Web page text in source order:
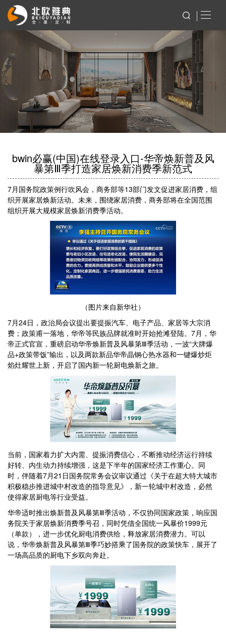
bwin必赢(中国)在线登录入口-华帝焕新普及风
暴第Ⅲ季打造家居焕新消费季新范式
7月国务院政策例行吹风会，商务部等13部门发文促进家居消费，组
织开展家居焕新活动。未来，围绕家居消费，商务部将在全国范围
组织开展大规模家居焕新消费季活动。
（图片来自新华社）
7月24日，政治局会议提出要提振汽车、电子产品、家居等大宗消
费；政策甫一落地，华帝等民族品牌就准时开始抢滩登陆。7月，华
帝正式官宣，重磅启动华帝焕新普及风暴第Ⅲ季活动，一波“大牌爆
品+政策带饭”输出，以及两款新品华帝晶钢心热水器和一键爆炒炬
焰灶耀世上新，开启了国内新一轮厨电焕新之旅。
当前，国家着力扩大内需、提振消费信心，不断推动经济运行持续
好转、内生动力持续增强，这是下半年的国家经济工作重心。同
时，伴随着7月21日国务院常务会议审议通过《关于在超大特大城市
积极稳步推进城中村改造的指导意见》，新一轮城中村改造，必然
使得家居厨电等行业受益。
华帝适时推出焕新普及风暴第Ⅲ季活动，不仅协同国家政策，响应国
务院关于家居焕新消费季号召，同时凭借全国统一风暴价1999元
（单款），进一步优化厨电消费供给，释放家居消费潜力。可以
说，华帝焕新普及风暴第Ⅲ季巧妙搭乘了国务院的政策快车，展开了
一场高品质的厨电下乡双向奔赴。